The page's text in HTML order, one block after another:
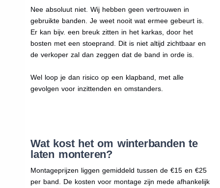
Nee absoluut niet. Wij hebben geen vertrouwen in
gebruikte banden. Je weet nooit wat ermee gebeurt is.
Er kan bijv. een breuk zitten in het karkas, door het
bosten met een stoeprand. Dit is niet altijd zichtbaar en
de verkoper zal dan zeggen dat de band in orde is.
Wel loop je dan risico op een klapband, met alle
gevolgen voor inzittenden en omstanders.
Wat kost het om winterbanden te
laten monteren?
Montageprijzen liggen gemiddeld tussen de €15 en €25
per band. De kosten voor montage zijn mede afhankelijk